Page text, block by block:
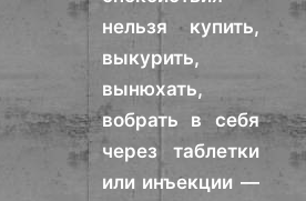
нельзя купить,
выкурить,
вынюхать,
вобрать в себя
через таблетки
или инъекции —